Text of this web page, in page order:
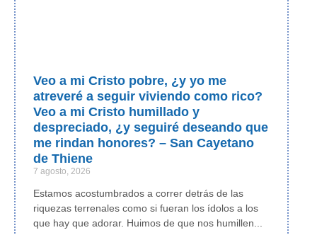
Veo a mi Cristo pobre, ¿y yo me
atreveré a seguir viviendo como rico?
Veo a mi Cristo humillado y
despreciado, ¿y seguiré deseando que
me rindan honores? – San Cayetano
de Thiene
7 agosto, 2026
Estamos acostumbrados a correr detrás de las
riquezas terrenales como si fueran los ídolos a los
que hay que adorar. Huimos de que nos humillen